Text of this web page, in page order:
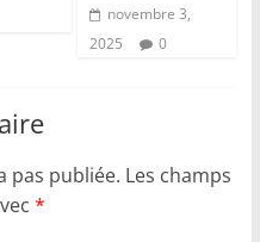
novembre 3,
2025
0
pas publiée. Les champs
*